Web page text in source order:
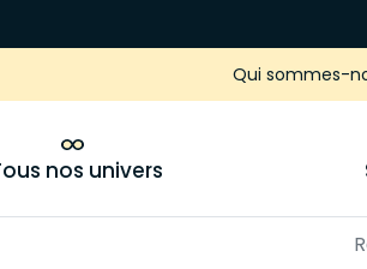
Qui sommes-
nos univers